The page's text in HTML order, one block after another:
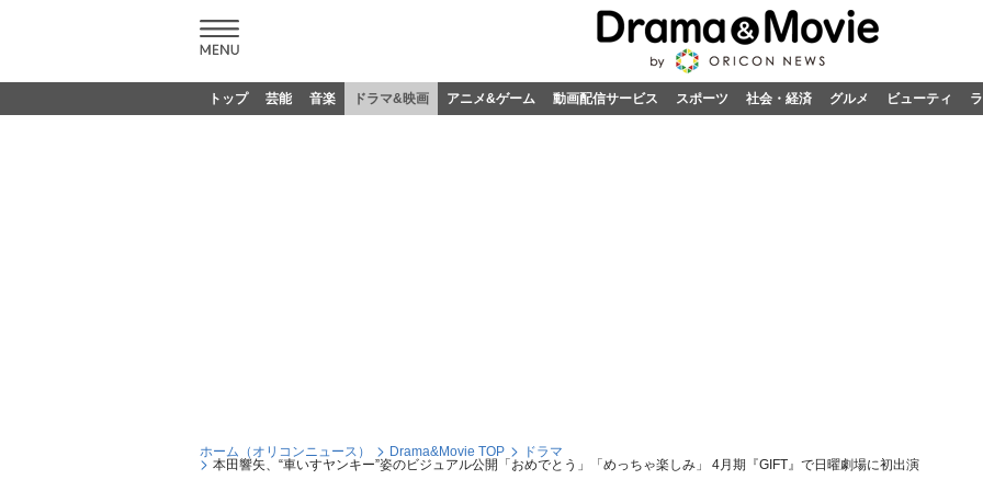
トップ 芸能 音楽 ドラマ&映画 アニメ&ゲーム 動画配信サービス スポーツ 社会・経済 グルメ ビューティ
ホーム（オリコンニュース） Drama&Movie TOP
ドラマ
本田響矢、“車いすヤンキー”姿のビジュアル公開「おめでとう」「めっちゃ楽しみ」 4月期『GIFT』で日曜劇場に初出演